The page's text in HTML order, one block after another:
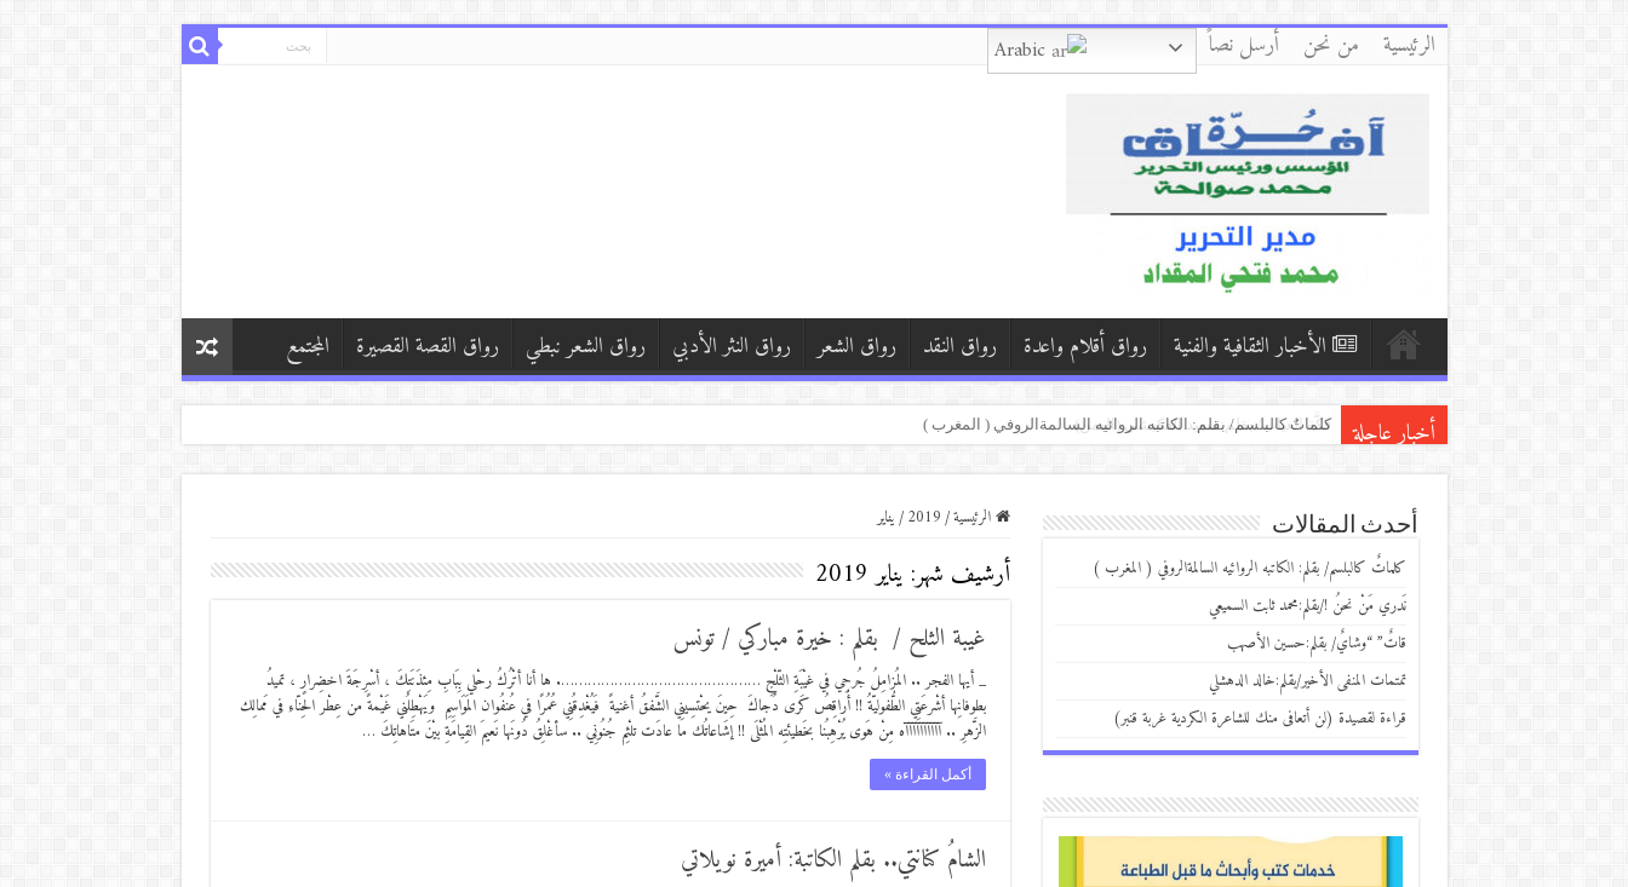
الرئيسية من نحن أرسل نصاً Arabic
الأخبار الثقافية والفنية رواق أقلام واعدة رواق النقد رواق الشعر رواق النثر الأدبي رواق الشعر نبطي رواق القصة القصيرة المجتمع
أخبار عاجلة كلماتٌ كالبلسم/ بقلم: الكاتبه الروائيه السالمةالروفي ( المغرب )
نَدري مَنْ نحنُ !/بقلم:محمد ثابت السميعي
قاتٌ” “وشايٌ/ بقلم:حسين الأصهب
الرئيسية/
2019
/يناير
أرشيف شهر: يناير 2019
غيبة الثلح / بقلم : خيرة مباركي / تونس
_ أيها الفجر .. المُزامِلُ جُرحِي في غيْبَةِ الثّلْجِ ………………………………………. ها أنا أتْرُكُ رحْلي بِبَابِ مِئذَنَتِكَ ، أسْرِجَةَ اخضِرارٍ ، تميدُ
بطوفانِها أشْرعَتِي الطُّفوليّةُ !! أُراقِصُ كَرى دُجاكَ حِينَ يحْتسِينِي الشَّفقُ أغنيةً فَيُغْدِقُنِي عُمُرًا في عُنفُوان المَوَاسِمِ ويَهْطِلُني غَيْمةً من عِطْر الحِنّاءِ في مَمالِك
الزَّهرِ .. آآآآآآآآآآه مِنْ هَوى يُرْهِبُنا بخَطيئتِه المُثْلَى !! إشَاعاتُك ما عادَت تلْثِم جُنُونِي .. سأغْلِقُ دُونَها نَعيمَ القِيامَةِ بيْنَ متَاهاتِكَ …
أكمل القراءة »
الشامُ كنانتي.. بقلم الكاتبة: أميرة نويلاتي
أحدث المقالات
كلماتٌ كالبلسم/ بقلم: الكاتبه الروائيه السالمةالروفي ( المغرب )
نَدري مَنْ نحنُ !/بقلم:محمد ثابت السميعي
قاتٌ” “وشايٌ/ بقلم:حسين الأصهب
تمتمات المنفى الأخير/بقلم:خالد الدهشلي
قراءة لقصيدة (لن أتعافى منك للشاعرة الكردية غربة قنبر)